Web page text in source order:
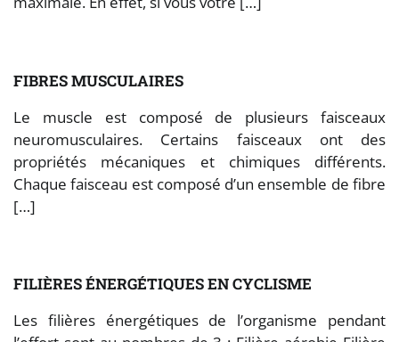
FIBRES MUSCULAIRES
Le muscle est composé de plusieurs faisceaux
neuromusculaires. Certains faisceaux ont des
propriétés mécaniques et chimiques différents.
Chaque faisceau est composé d’un ensemble de fibre
[…]
FILIÈRES ÉNERGÉTIQUES EN CYCLISME
Les filières énergétiques de l’organisme pendant